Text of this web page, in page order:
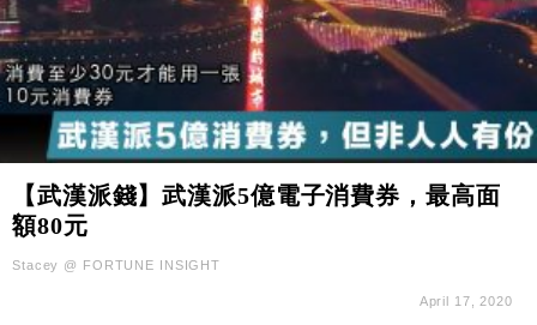
【武漢派錢】武漢派5億電子消費券，最高面
額80元
Stacey @ FORTUNE INSIGHT
April 17, 2020